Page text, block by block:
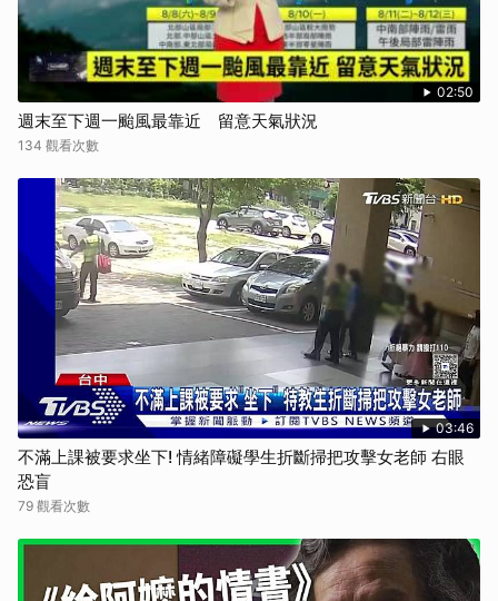
02:50
週末至下週一颱風最靠近 留意天氣狀況
134 觀看次數
03:46
不滿上課被要求坐下! 情緒障礙學生折斷掃把攻擊女老師 右眼
恐盲
79 觀看次數